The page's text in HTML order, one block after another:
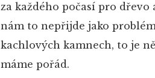
za každého počasí pro
nám to nepřijde jako
kachlových kamnech, to je
máme pořád.